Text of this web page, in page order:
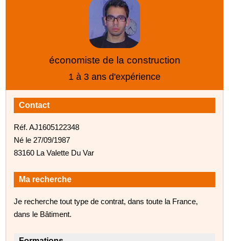
économiste de la construction
1 à 3 ans d'expérience
Contact
Réf. AJ1605122348
Né le 27/09/1987
83160 La Valette Du Var
Ma recherche
Je recherche tout type de contrat, dans toute la France,
dans le Bâtiment.